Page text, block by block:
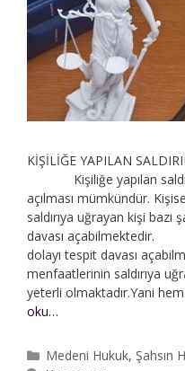
KİŞİLİĞE YAPILAN
Kişiliğe yapılan
açılması mümkündür.
saldırıya uğrayan kişi bazı
davası açabilmektedir.
dolayı tespit davası
menfaatlerinin saldırıya
yeterli olmaktadır.Yani
oku…
Saldırıdan
Kategoriler
Medeni Hukuk,Şahsın